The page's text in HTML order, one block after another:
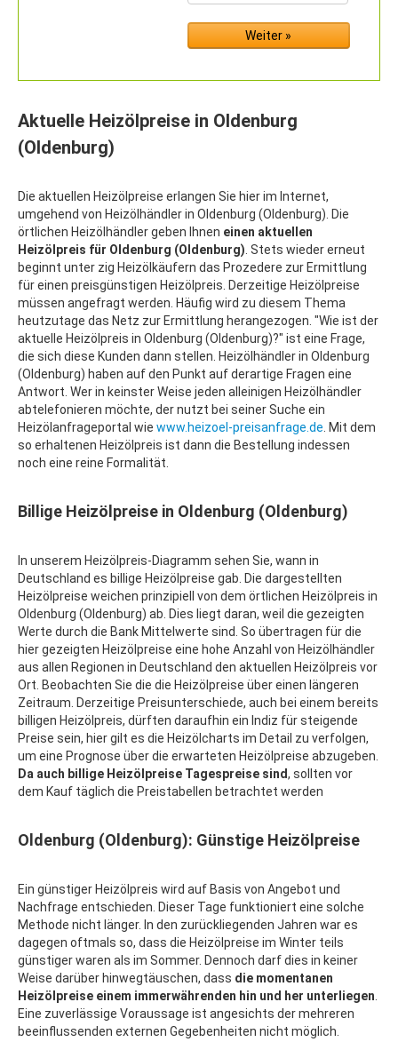
Aktuelle Heizölpreise in Oldenburg
(Oldenburg)
Die aktuellen Heizölpreise erlangen Sie hier im Internet,
umgehend von Heizölhändler in Oldenburg (Oldenburg). Die
örtlichen Heizölhändler geben Ihnen einen aktuellen
Heizölpreis für Oldenburg (Oldenburg) . Stets wieder erneut
beginnt unter zig Heizölkäufern das Prozedere zur Ermittlung
für einen preisgünstigen Heizölpreis. Derzeitige Heizölpreise
müssen angefragt werden. Häufig wird zu diesem Thema
heutzutage das Netz zur Ermittlung herangezogen. "Wie ist der
aktuelle Heizölpreis in Oldenburg (Oldenburg)?" ist eine Frage,
die sich diese Kunden dann stellen. Heizölhändler in Oldenburg
(Oldenburg) haben auf den Punkt auf derartige Fragen eine
Antwort. Wer in keinster Weise jeden alleinigen Heizölhändler
abtelefonieren möchte, der nutzt bei seiner Suche ein
Heizölanfrageportal wie www.heizoel-preisanfrage.de . Mit dem
so erhaltenen Heizölpreis ist dann die Bestellung indessen
noch eine reine Formalität.
Billige Heizölpreise in Oldenburg (Oldenburg)
In unserem Heizölpreis-Diagramm sehen Sie, wann in
Deutschland es billige Heizölpreise gab. Die dargestellten
Heizölpreise weichen prinzipiell von dem örtlichen Heizölpreis in
Oldenburg (Oldenburg) ab. Dies liegt daran, weil die gezeigten
Werte durch die Bank Mittelwerte sind. So übertragen für die
hier gezeigten Heizölpreise eine hohe Anzahl von Heizölhändler
aus allen Regionen in Deutschland den aktuellen Heizölpreis vor
Ort. Beobachten Sie die die Heizölpreise über einen längeren
Zeitraum. Derzeitige Preisunterschiede, auch bei einem bereits
billigen Heizölpreis, dürften daraufhin ein Indiz für steigende
Preise sein, hier gilt es die Heizölcharts im Detail zu verfolgen,
um eine Prognose über die erwarteten Heizölpreise abzugeben.
Da auch billige Heizölpreise Tagespreise sind, sollten vor
dem Kauf täglich die Preistabellen betrachtet werden
Oldenburg (Oldenburg): Günstige Heizölpreise
Ein günstiger Heizölpreis wird auf Basis von Angebot und
Nachfrage entschieden. Dieser Tage funktioniert eine solche
Methode nicht länger. In den zurückliegenden Jahren war es
dagegen oftmals so, dass die Heizölpreise im Winter teils
günstiger waren als im Sommer. Dennoch darf dies in keiner
Weise darüber hinwegtäuschen, dass die momentanen
Heizölpreise einem immerwährenden hin und her unterliegen
Eine zuverlässige Voraussage ist angesichts der mehreren
beeinflussenden externen Gegebenheiten nicht möglich.